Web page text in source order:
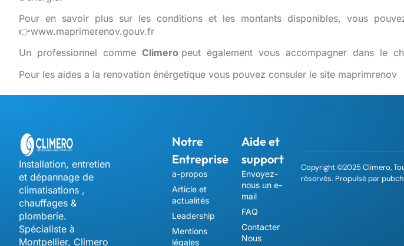
Pour en savoir plus sur les conditions et les montants disponibles, vous
👉www.maprimerenov.gouv.fr
Un professionnel comme Climero peut également vous accompagner dans le
Pour les aides a la renovation énérgetique vous pouvez consuler le site maprimrenov
Installation, entretien
et dépannage de
climatisations ,
chauffages &
plomberie.
Spécialiste à
Montpellier, Climero
Notre
Entreprise
a-propos
Article et
actualités
Leadership
Mentions
légales
Aide et
support
Envoyez-
nous un e-
mail
FAQ
Contacter
Nous
Copyright ©2025 Climero,
réservés. Propulsé par